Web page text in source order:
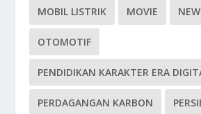
MOBIL LISTRIK MOVIE
OTOMOTIF
PENDIDIKAN KARAKTER ERA
PERDAGANGAN KARBON